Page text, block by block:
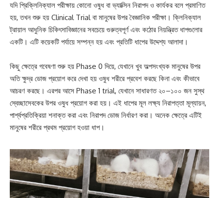
যদি প্রিক্লিনিক্যাল পরীক্ষায় কোনো ওষুধ বা ভ্যাক্সিন নিরাপদ ও কার্যকর বলে প্রমাণিত
হয়, তখন শুরু হয় Clinical Trial বা মানুষের উপর বৈজ্ঞানিক পরীক্ষা। ক্লিনিক্যাল
ট্রায়াল আধুনিক চিকিৎসাবিজ্ঞানের সবচেয়ে গুরুত্বপূর্ণ এবং কঠোর নিয়ন্ত্রিত ধাপগুলোর
একটি। এটি কয়েকটি পর্যায়ে সম্পন্ন হয় এবং প্রতিটি ধাপের উদ্দেশ্য আলাদা।
কিছু ক্ষেত্রে গবেষণা শুরু হয় Phase 0 দিয়ে, যেখানে খুব অল্পসংখ্যক মানুষের উপর
অতি ক্ষুদ্র ডোজ প্রয়োগ করে দেখা হয় ওষুধ শরীরে প্রবেশ করছে কিনা এবং কীভাবে
আচরণ করছে। এরপর আসে Phase 1 trial, যেখানে সাধারণত ২০–১০০ জন সুস্থ
স্বেচ্ছাসেবকের উপর ওষুধ প্রয়োগ করা হয়। এই ধাপের মূল লক্ষ্য নিরাপত্তা মূল্যায়ন,
পার্শ্বপ্রতিক্রিয়া শনাক্ত করা এবং নিরাপদ ডোজ নির্ধারণ করা। অনেক ক্ষেত্রে এটিই
মানুষের শরীরে প্রথম প্রয়োগ হওয়া ধাপ।